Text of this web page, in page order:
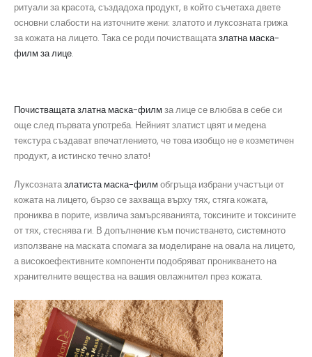
ритуали за красота, създадоха продукт, в който съчетаха двете
основни слабости на източните жени: златото и луксозната грижа
за кожата на лицето. Така се роди почистващатазлатна маска-
филм за лице.
Почистващата златна маска-филм за лице се влюбва в себе си
още след първата употреба. Нейният златист цвят и медена
текстура създават впечатлението, че това изобщо не е козметичен
продукт, а истинско течно злато!
Луксознатазлатиста маска-филм обгръща избрани участъци от
кожата на лицето, бързо се захваща върху тях, стяга кожата,
прониква в порите, извлича замърсяванията, токсините и токсините
от тях, стеснява ги. В допълнение към почистването, системното
използване на маската спомага за моделиране на овала на лицето,
а високоефективните компоненти подобряват проникването на
хранителните вещества на вашия овлажнител през кожата.